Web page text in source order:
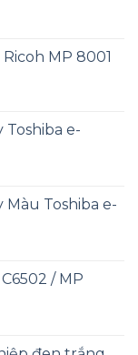
MP 8001
e-
Toshiba e-
/ MP